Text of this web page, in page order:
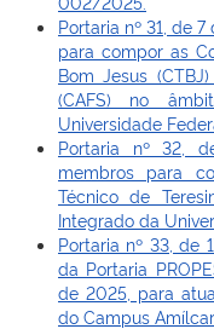
Portaria nº 31, de
para compor as
Bom Jesus
(CAFS) no
Universidade
Portaria nº 32,
membros para
Técnico de
Integrado da
Portaria nº 33, de
da Portaria
de 2025, para
do Campus